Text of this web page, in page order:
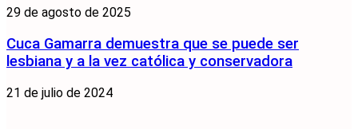
29 de agosto de 2025
Cuca Gamarra demuestra que se puede ser
lesbiana y a la vez católica y conservadora
21 de julio de 2024